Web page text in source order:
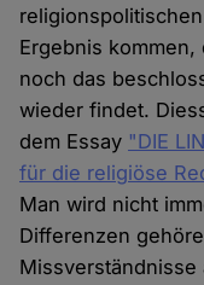
Ergebnis
noch das
wieder findet.
dem Essay "DIE
für die religiöse
Man wird nicht
Differenzen
Missverständnisse